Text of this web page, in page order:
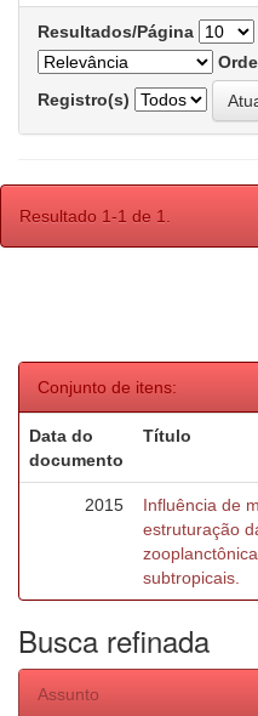
Resultados/Página
Registro(s)
Resultado 1-1 de 1.
Conjunto de itens:
Data do
documento
Título
2015
Influência de
estruturação
subtropicais.
Busca refinada
Assunto